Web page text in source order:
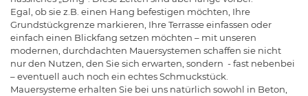
Egal, ob sie z.B. einen Hang befestigen möchten, Ihre
Grundstückgrenze markieren, Ihre Terrasse einfassen oder
einfach einen Blickfang setzen möchten – mit unseren
modernen, durchdachten Mauersystemen schaffen sie nicht
nur den Nutzen, den Sie sich erwarten, sondern - fast nebenbei
– eventuell auch noch ein echtes Schmuckstück.
Mauersysteme erhalten Sie bei uns natürlich sowohl in Beton,